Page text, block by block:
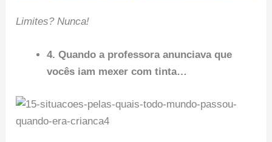
Limites? Nunca!
4. Quando a professora anunciava que
vocês iam mexer com tinta…